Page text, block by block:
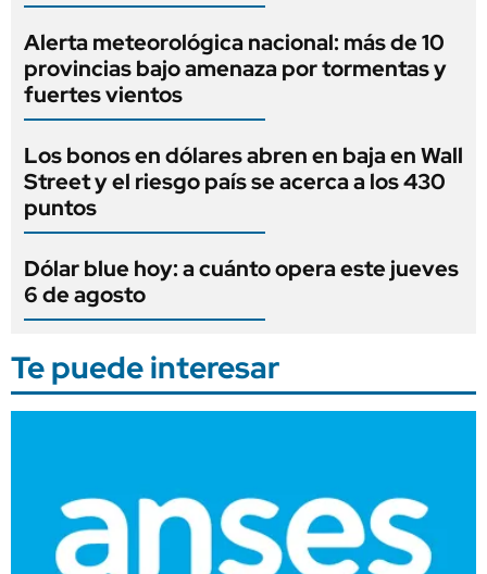
Alerta meteorológica nacional: más de 10
provincias bajo amenaza por tormentas y
fuertes vientos
Los bonos en dólares abren en baja en Wall
Street y el riesgo país se acerca a los 430
puntos
Dólar blue hoy: a cuánto opera este jueves
6 de agosto
Te puede interesar